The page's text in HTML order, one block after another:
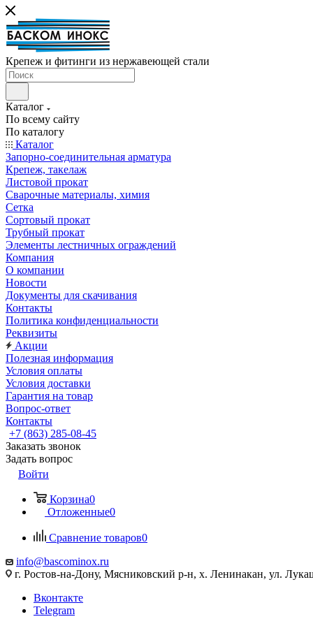
Крепеж и фитинги из нержавеющей стали
Каталог
По всему сайту
По каталогу
Каталог
Запорно-соединительная арматура
Крепеж, такелаж
Листовой прокат
Сварочные материалы, химия
Сетка
Сортовый прокат
Трубный прокат
Элементы лестничных ограждений
Компания
О компании
Новости
Документы для скачивания
Контакты
Политика конфиденциальности
Реквизиты
Акции
Полезная информация
Условия оплаты
Условия доставки
Гарантия на товар
Вопрос-ответ
Контакты
+7 (863) 285-08-45
Заказать звонок
Задать вопрос
Войти
Корзина0
Отложенные0
Сравнение товаров0
info@bascominox.ru
г. Ростов-на-Дону, Мясниковский р-н, х. Ленинакан, ул.
Вконтакте
Telegram